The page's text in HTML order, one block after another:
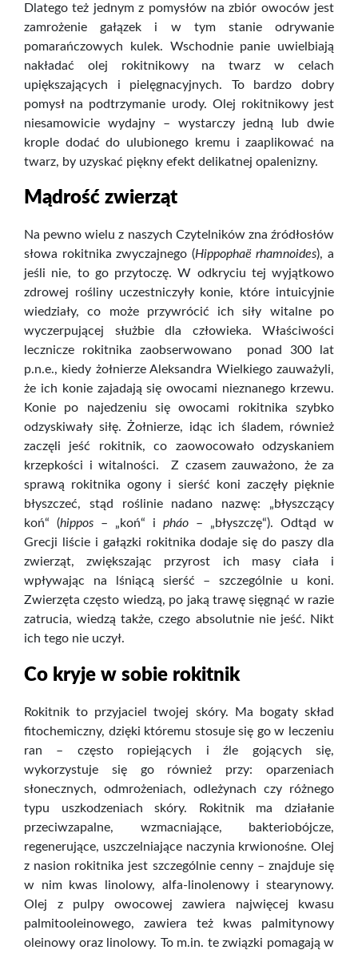
Dlatego też jednym z pomysłów na zbiór owoców jest
zamrożenie gałązek i w tym stanie odrywanie
pomarańczowych kulek. Wschodnie panie uwielbiają
nakładać olej rokitnikowy na twarz w celach
upiększających i pielęgnacyjnych. To bardzo dobry
pomysł na podtrzymanie urody. Olej rokitnikowy jest
niesamowicie wydajny – wystarczy jedną lub dwie
krople dodać do ulubionego kremu i zaaplikować na
twarz, by uzyskać piękny efekt delikatnej opalenizny.
Mądrość zwierząt
Na pewno wielu z naszych Czytelników zna źródłosłów
słowa rokitnika zwyczajnego (Hippophaë rhamnoides), a
jeśli nie, to go przytoczę. W odkryciu tej wyjątkowo
zdrowej rośliny uczestniczyły konie, które intuicyjnie
wiedziały, co może przywrócić ich siły witalne po
wyczerpującej służbie dla człowieka. Właściwości
lecznicze rokitnika zaobserwowano ponad 300 lat
p.n.e., kiedy żołnierze Aleksandra Wielkiego zauważyli,
że ich konie zajadają się owocami nieznanego krzewu.
Konie po najedzeniu się owocami rokitnika szybko
odzyskiwały siłę. Żołnierze, idąc ich śladem, również
zaczęli jeść rokitnik, co zaowocowało odzyskaniem
krzepkości i witalności. Z czasem zauważono, że za
sprawą rokitnika ogony i sierść koni zaczęły pięknie
błyszczeć, stąd roślinie nadano nazwę: „błyszczący
koń“ (hippos – „koń“ i pháo – „błyszczę“). Odtąd w
Grecji liście i gałązki rokitnika dodaje się do paszy dla
zwierząt, zwiększając przyrost ich masy ciała i
wpływając na lśniącą sierść – szczególnie u koni.
Zwierzęta często wiedzą, po jaką trawę sięgnąć w razie
zatrucia, wiedzą także, czego absolutnie nie jeść. Nikt
ich tego nie uczył.
Co kryje w sobie rokitnik
Rokitnik to przyjaciel twojej skóry. Ma bogaty skład
fitochemiczny, dzięki któremu stosuje się go w leczeniu
ran – często ropiejących i źle gojących się,
wykorzystuje się go również przy: oparzeniach
słonecznych, odmrożeniach, odleżynach czy różnego
typu uszkodzeniach skóry. Rokitnik ma działanie
przeciwzapalne, wzmacniające, bakteriobójcze,
regenerujące, uszczelniające naczynia krwionośne. Olej
z nasion rokitnika jest szczególnie cenny – znajduje się
w nim kwas linolowy, alfa-linolenowy i stearynowy.
Olej z pulpy owocowej zawiera najwięcej kwasu
palmitooleinowego, zawiera też kwas palmitynowy
oleinowy oraz linolowy. To m.in. te związki pomagają w